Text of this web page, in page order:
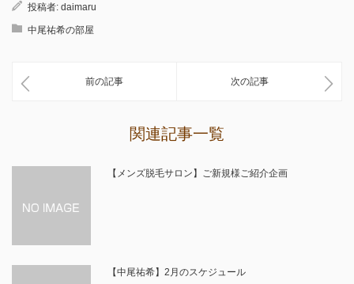
投稿者: daimaru
中尾祐希の部屋
前の記事 次の記事
関連記事一覧
【メンズ脱毛サロン】ご新規様ご紹介企画
【中尾祐希】2月のスケジュール